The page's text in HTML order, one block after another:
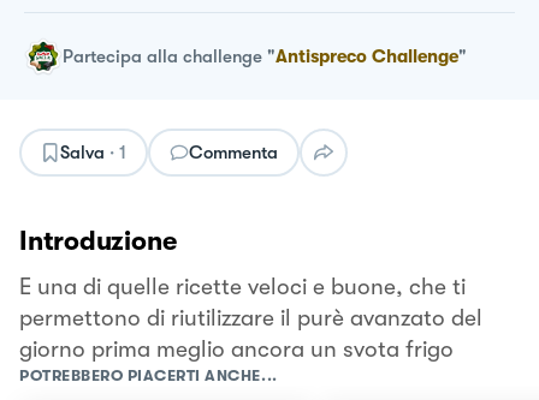
Partecipa alla challenge "Antispreco Challenge"
Salva · 1 Commenta
Introduzione
E una di quelle ricette veloci e buone, che ti
permettono di riutilizzare il purè avanzato del
giorno prima meglio ancora un svota frigo
POTREBBERO PIACERTI ANCHE...